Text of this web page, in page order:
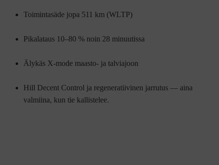
Toimintasäde jopa 511 km (WLTP)
Pikalataus 10–80 % noin 28 minuutissa
Älykäs X-mode maasto- ja talviajoon
Hill Decent Control ja regeneratiivinen jarrutus — aina
valmiina, kun tie kallistelee.